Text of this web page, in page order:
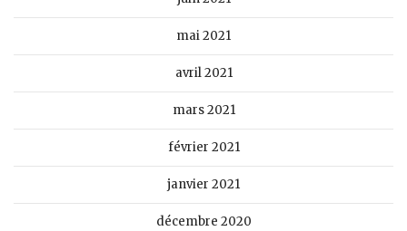
mai 2021
avril 2021
mars 2021
février 2021
janvier 2021
décembre 2020